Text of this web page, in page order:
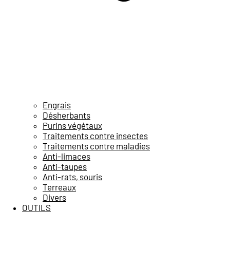
Engrais
Désherbants
Purins végétaux
Traitements contre insectes
Traitements contre maladies
Anti-limaces
Anti-taupes
Anti-rats, souris
Terreaux
Divers
OUTILS